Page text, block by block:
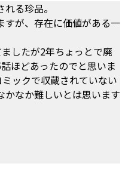
る珍品。
すが、存在に価値がある一
したが2年ちょっとで廃
ほどあったのでと思いま
ックで収蔵されていない
なか難しいとは思います